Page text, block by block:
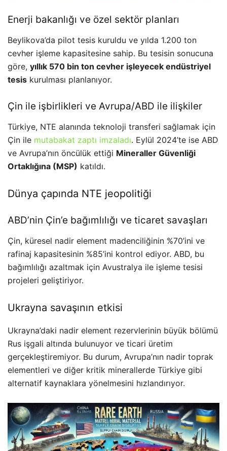
Enerji bakanlığı ve özel sektör planları
Beylikova’da pilot tesis kuruldu ve yılda 1.200 ton
cevher işleme kapasitesine sahip. Bu tesisin sonucuna
göre, yıllık 570 bin ton cevher işleyecek endüstriyel
tesis kurulması planlanıyor.
Çin ile işbirlikleri ve Avrupa/ABD ile ilişkiler
Türkiye, NTE alanında teknoloji transferi sağlamak için
Çin ile mutabakat zaptı imzaladı. Eylül 2024’te ise ABD
ve Avrupa’nın öncülük ettiği Mineraller Güvenliği
Ortaklığına (MSP) katıldı.
Dünya çapında NTE jeopolitiği
ABD’nin Çin’e bağımlılığı ve ticaret savaşları
Çin, küresel nadir element madenciliğinin %70’ini ve
rafinaj kapasitesinin %85’ini kontrol ediyor. ABD, bu
bağımlılığı azaltmak için Avustralya ile işleme tesisi
projeleri geliştiriyor.
Ukrayna savaşının etkisi
Ukrayna’daki nadir element rezervlerinin büyük bölümü
Rus işgali altında bulunuyor ve ticari üretim
gerçekleştiremiyor. Bu durum, Avrupa’nın nadir toprak
elementleri ve diğer kritik minerallerde Türkiye gibi
alternatif kaynaklara yönelmesini hızlandırıyor.